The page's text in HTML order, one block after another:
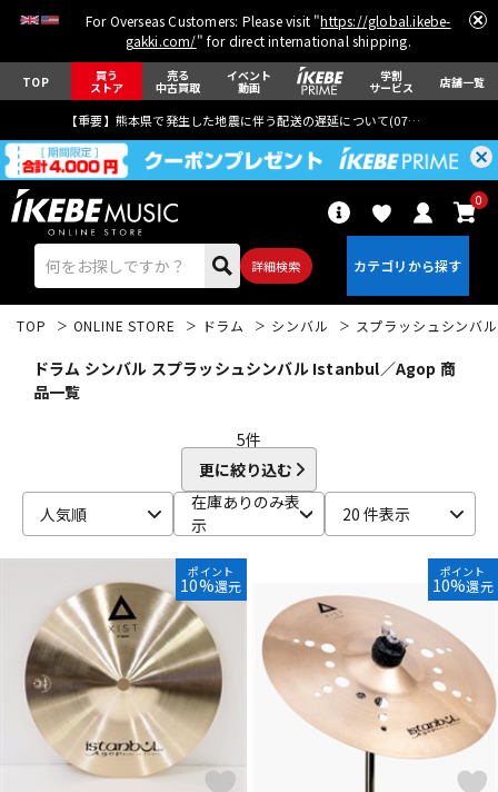
For Overseas Customers: Please visit "https://global.ikebe-
gakki.com/" for direct international shipping.
TOP 買う
ストア
売る
中古買取
イベント
動画
学割
サービス 店舗一覧
【重要】熊本県で発生した地震に伴う配送の遅延について(07月29日
詳細検索
0
ベース ウクレレ
ドラム パーカッション
キーボード 電子ピアノ
管楽器 その他楽器
TOP ONLINE STORE ドラム シンバル スプラッシュシンバル
ドラム シンバル スプラッシュシンバル Istanbul／Agop 商
品一覧
5件
更に絞り込む
人気順
在庫ありのみ表
示
20 件表示
ポイント
10%還元
ポイント
10%還元